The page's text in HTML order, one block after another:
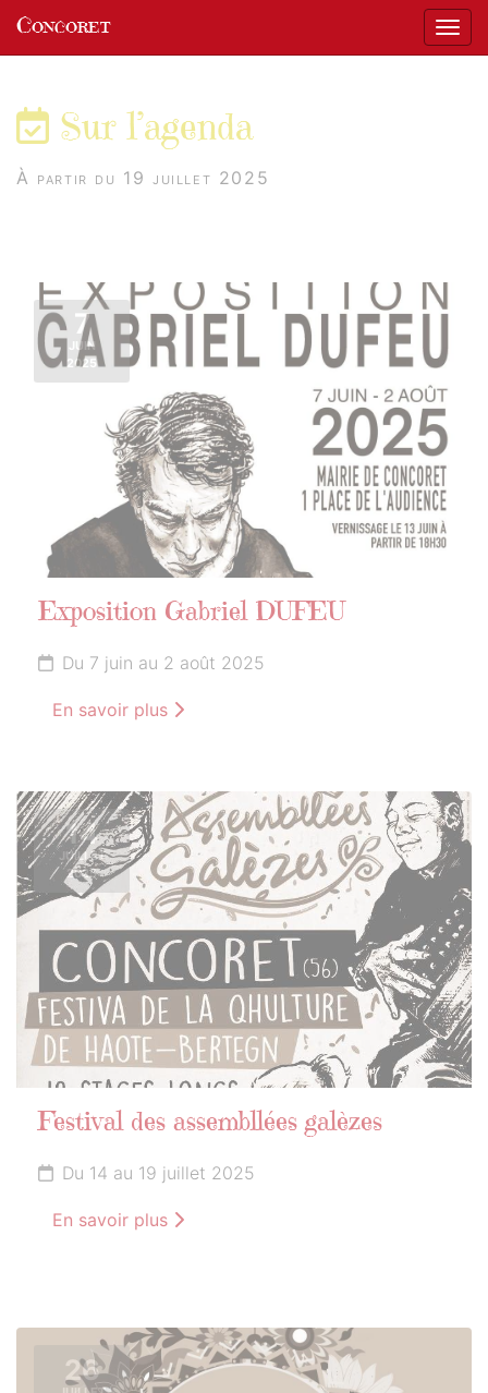
Concoret
Sur l’agenda
À partir du 19 juillet 2025
7
JUIN
2025
Exposition Gabriel DUFEU
Du 7 juin au 2 août 2025
En savoir plus
14
JUILLET
2025
Festival des assembllées galèzes
Du 14 au 19 juillet 2025
En savoir plus
26
Panneau de gestion des cookies